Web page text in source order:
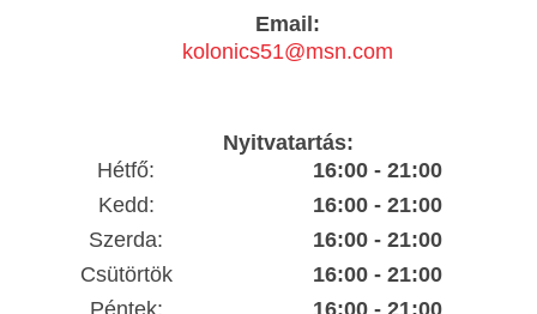
Email:
kolonics51@msn.com
Nyitvatartás:
Hétfő:
16:00 - 21:00
Kedd:
16:00 - 21:00
Szerda:
16:00 - 21:00
Csütörtök
16:00 - 21:00
Péntek:
16:00 - 21:00